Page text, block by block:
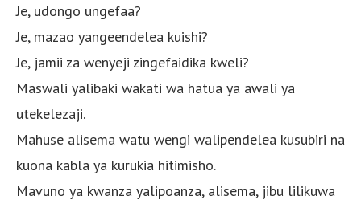
Je, udongo ungefaa?
Je, mazao yangeendelea kuishi?
Je, jamii za wenyeji zingefaidika kweli?
Maswali yalibaki wakati wa hatua ya awali ya
utekelezaji.
Mahuse alisema watu wengi walipendelea kusubiri na
kuona kabla ya kurukia hitimisho.
Mavuno ya kwanza yalipoanza, alisema, jibu lilikuwa